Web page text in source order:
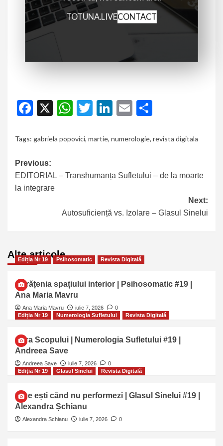
TOTUNA.LIVECONTACT
Facebook
X WhatsApp
Twitter
LinkedIn
Email
Tags: gabriela popovici, martie, numerologie, revista digitala
Previous:
EDITORIAL – Transhumanța Sufletului – de la moarte
la integrare
Next:
Autosuficiență vs. Izolare – Glasul Sinelui
Alte articole…
Ediția Nr 19 Psihosomatic Revista Digitală
Curățenia spațiului interior | Psihosomatic #19 |
Ana Maria Mavru
Ana Maria Mavru iulie 7, 2026
0
Ediția Nr 19
Numerologia Sufletului Revista Digitală
Cifra Scopului | Numerologia Sufletului #19 |
Andreea Save
Andreea Save iulie 7, 2026
0
Ediția Nr 19
Glasul Sinelui Revista Digitală
Cine ești când nu performezi | Glasul Sinelui #19 |
Alexandra Șchianu
Alexandra Schianu iulie 7, 2026 0